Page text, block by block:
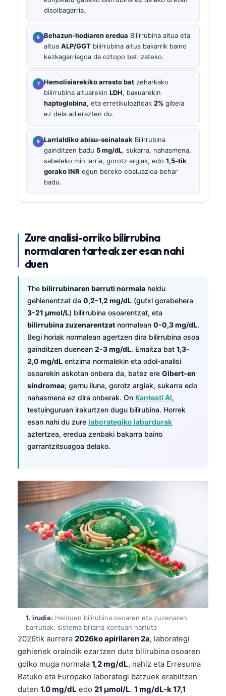
disolbagarria.
Behazun-hodiaren eredua Bilirrubina altua eta
altua ALP/GGT bilirrubina altua bakarrik baino
kezkagarriagoa da oztopo bat izateko.
Hemolisiarekiko arrasto bat zeharkako
bilirrubina altuarekin LDH, baxuarekin
haptoglobina, eta erretikulozitoak 2% gibela
ez dela adierazten du.
Larrialdiko abisu-seinaleak Bilirrubina
gainditzen badu 5 mg/dL, sukarra, nahasmena,
sabeleko min larria, gorotz argiak, edo 1,5-tik
gorako INR egun bereko ebaluazioa behar
badu.
Zure analisi-orriko bilirrubina
normalaren tarteak zer esan nahi
duen
The bilirrubinaren barruti normala heldu
gehienentzat da 0,2-1,2 mg/dL (gutxi gorabehera
3-21 µmol/L) bilirrubina osoarentzat, eta
bilirrubina zuzenarentzat normalean 0-0,3 mg/dL.
Begi horiak normalean agertzen dira bilirrubina osoa
gainditzen duenean 2-3 mg/dL. Emaitza bat 1,3-
2,0 mg/dL entzima normalekin eta odol-analisi
osoarekin askotan onbera da, batez ere Gibert-en
sindromea; gernu iluna, gorotz argiak, sukarra edo
nahasmena ez dira onberak. On Kantesti AI,
testuinguruan irakurtzen dugu bilirubina. Horrek
esan nahi du zure laborategiko laburdurak
aztertzea, eredua zenbaki bakarra baino
garrantzitsuagoa delako.
1. irudia: Helduen bilirubina osoaren eta zuzenaren
barrutiak, sistema biliarra kontuan hartuta
2026tik aurrera 2026ko apirilaren 2a, laborategi
gehienek oraindik ezartzen dute bilirubina osoaren
goiko muga normala 1,2 mg/dL, nahiz eta Erresuma
Batuko eta Europako laborategi batzuek erabiltzen
duten 1.0 mg/dL edo 21 µmol/L. 1 mg/dL-k 17,1